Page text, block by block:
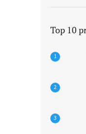
Top 10